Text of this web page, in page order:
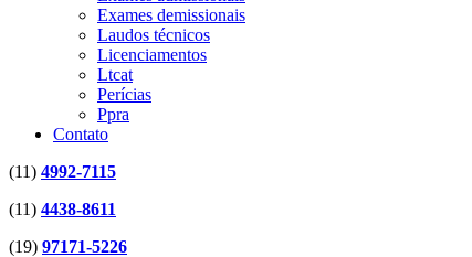
Exames demissionais
Laudos técnicos
Licenciamentos
Ltcat
Perícias
Ppra
Contato
(11) 4992-7115
(11) 4438-8611
(19) 97171-5226